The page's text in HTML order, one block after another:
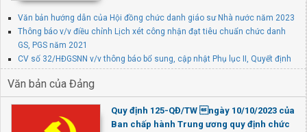
Văn bản hướng dẫn của Hội đồng chức danh giáo sư Nhà nước năm 2023
Thông báo v/v điều chỉnh Lịch xét công nhận đạt tiêu chuẩn chức danh
GS, PGS năm 2021
CV số 32/HĐGSNN v/v thông báo bổ sung, cập nhật Phụ lục II, Quyết định
số 37/2018/QĐ-TTg
Văn bản của Đảng
Quy định 125-QĐ/TW ngày 10/10/2023 của
Ban chấp hành Trung ương quy định chức